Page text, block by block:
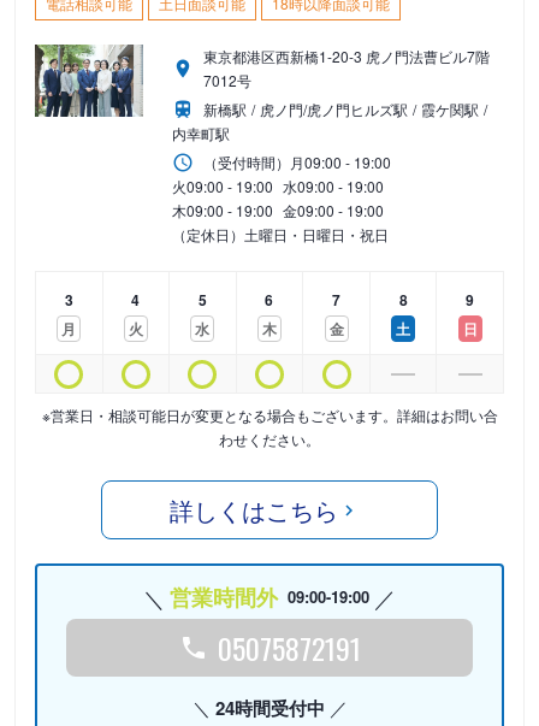
東京都港区西新橋1-20-3 虎ノ門法曹ビル7階
7012号
新橋駅
虎ノ門/虎ノ門ヒルズ駅
霞ケ関駅
内幸町駅
（受付時間） 月09:00 - 19:00
火09:00 - 19:00 水09:00 - 19:00
木09:00 - 19:00 金09:00 - 19:00
（定休日）土曜日・日曜日・祝日
3
月
4
火
5
水
6
木
7
金
8
土
9
日
※営業日・相談可能日が変更となる場合もございます。詳細はお問い合
わせください。
詳しくはこちら
営業時間外 09:00-19:00
05075872191
24時間受付中